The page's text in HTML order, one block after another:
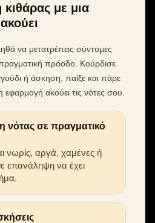
με μια
να μετατρέπεις σύντομες
πρόοδο. Κούρδισε
ή άσκηση, παίξε και πάρε
ακούει τις νότες σου.
νότας σε πραγματικό
νωρίς, αργά, χαμένες ή
επανάληψη να έχει